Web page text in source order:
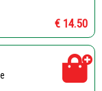
€ 14.50